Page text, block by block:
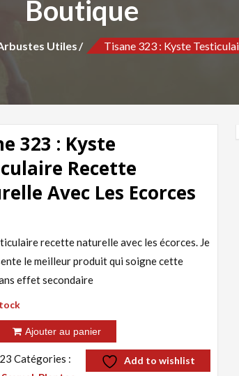
Boutique
Utiles Tisane 323 : Kyste
323 : Kyste
Recette
Avec Les Ecorces
recette naturelle avec les écorces. Je
le meilleur produit qui soigne cette
effet secondaire
Ajouter au panier
Add to wishlist
Catégories :